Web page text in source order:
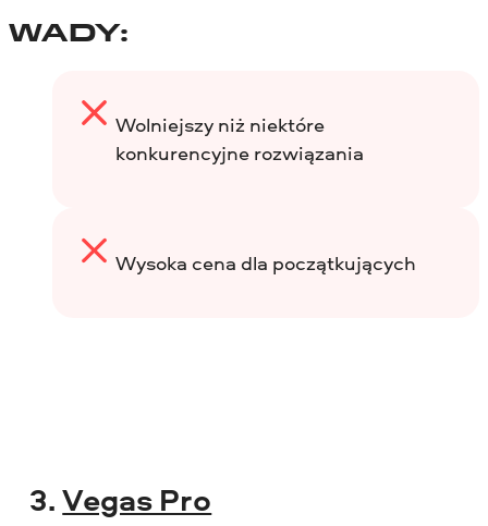
WADY:
Wolniejszy niż niektóre
konkurencyjne rozwiązania
Wysoka cena dla początkujących
3.Vegas Pro